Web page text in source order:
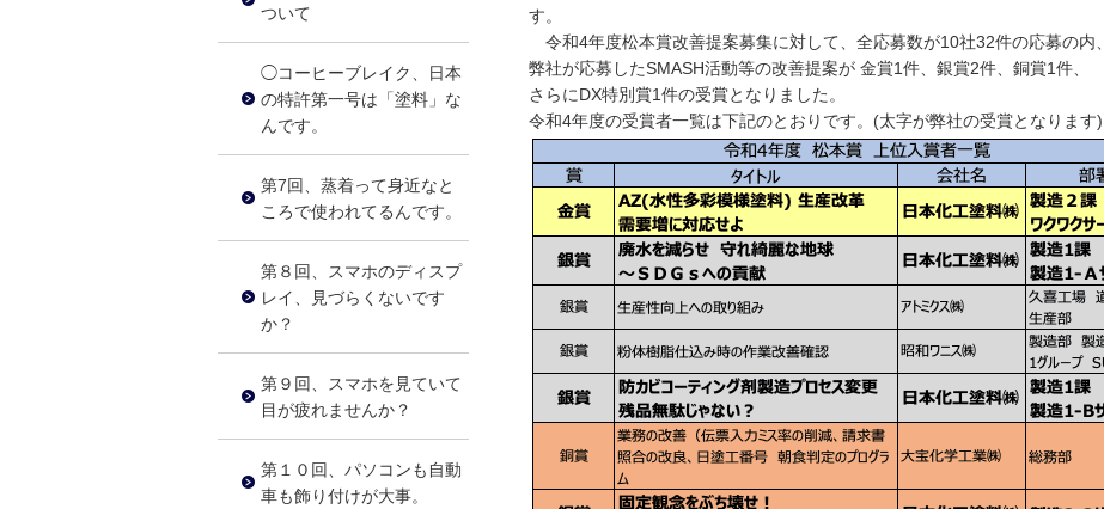
す。
令和4年度松本賞改善提案募集に対して、全応募数が10社32件の応募の内、
弊社が応募したSMASH活動等の改善提案が 金賞1件、銀賞2件、銅賞1件、
さらにDX特別賞1件の受賞となりました。
令和4年度の受賞者一覧は下記のとおりです。(太字が弊社の受賞となります)
ついて
◯コーヒーブレイク、日本
の特許第一号は「塗料」な
んです。
第7回、蒸着って身近なと
ころで使われてるんです。
第８回、スマホのディスプ
レイ、見づらくないです
か？
第９回、スマホを見ていて
目が疲れませんか？
第１０回、パソコンも自動
車も飾り付けが大事。